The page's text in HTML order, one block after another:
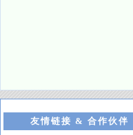
友情链接 & 合作伙伴